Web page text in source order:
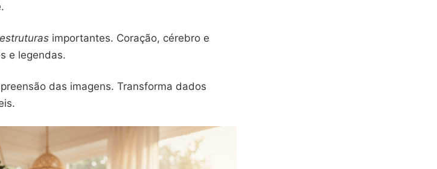
estruturas importantes. Coração, cérebro e
e legendas.
das imagens. Transforma dados